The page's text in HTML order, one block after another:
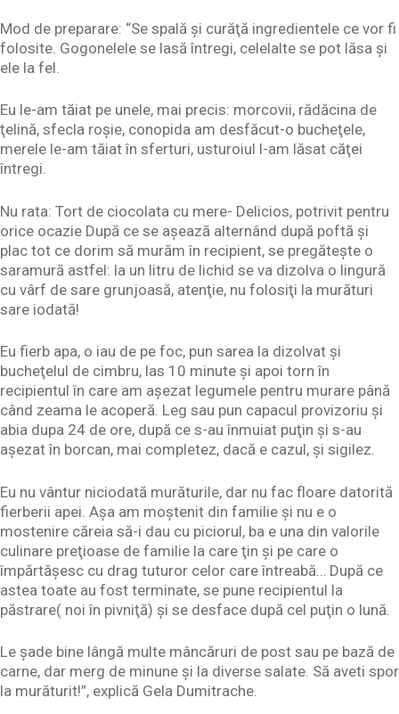
Mod de preparare: “Se spală şi curăţă ingredientele ce vor fi
folosite. Gogonelele se lasă întregi, celelalte se pot lăsa şi
ele la fel.
Eu le-am tăiat pe unele, mai precis: morcovii, rădăcina de
ţelină, sfecla roşie, conopida am desfăcut-o bucheţele,
merele le-am tăiat în sferturi, usturoiul l-am lăsat căţei
întregi.
Nu rata: Tort de ciocolata cu mere- Delicios, potrivit pentru
orice ocazie După ce se aşează alternând după poftă şi
plac tot ce dorim să murăm în recipient, se pregăteşte o
saramură astfel: la un litru de lichid se va dizolva o lingură
cu vârf de sare grunjoasă, atenţie, nu folosiţi la murături
sare iodată!
Eu fierb apa, o iau de pe foc, pun sarea la dizolvat şi
bucheţelul de cimbru, las 10 minute şi apoi torn în
recipientul în care am aşezat legumele pentru murare până
când zeama le acoperă. Leg sau pun capacul provizoriu şi
abia dupa 24 de ore, după ce s-au înmuiat puţin şi s-au
aşezat în borcan, mai completez, dacă e cazul, şi sigilez.
Eu nu vântur niciodată murăturile, dar nu fac floare datorită
fierberii apei. Aşa am moştenit din familie şi nu e o
mostenire căreia să-i dau cu piciorul, ba e una din valorile
culinare preţioase de familie la care ţin şi pe care o
împărtăşesc cu drag tuturor celor care întreabă… După ce
astea toate au fost terminate, se pune recipientul la
păstrare( noi în pivniţă) şi se desface după cel puţin o lună.
Le şade bine lângă multe mâncăruri de post sau pe bază de
carne, dar merg de minune şi la diverse salate. Să aveti spor
la murăturit!”, explică Gela Dumitrache.